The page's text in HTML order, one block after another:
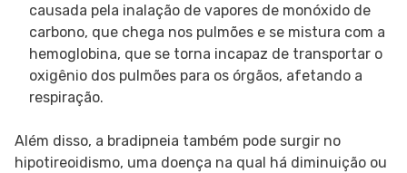
causada pela inalação de vapores de monóxido de
carbono, que chega nos pulmões e se mistura com a
hemoglobina, que se torna incapaz de transportar o
oxigênio dos pulmões para os órgãos, afetando a
respiração.
Além disso, a bradipneia também pode surgir no
hipotireoidismo, uma doença na qual há diminuição ou